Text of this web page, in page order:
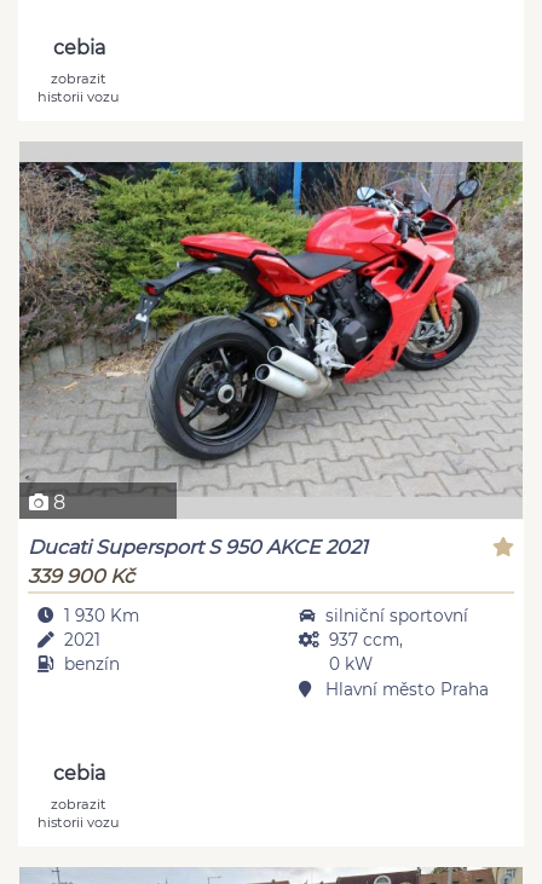
cebia
zobrazit
historii vozu
8
Ducati Supersport S 950 AKCE 2021
339 900 Kč
1 930 Km
2021
benzín
silniční sportovní
937 ccm,
0 kW
Hlavní město Praha
cebia
zobrazit
historii vozu